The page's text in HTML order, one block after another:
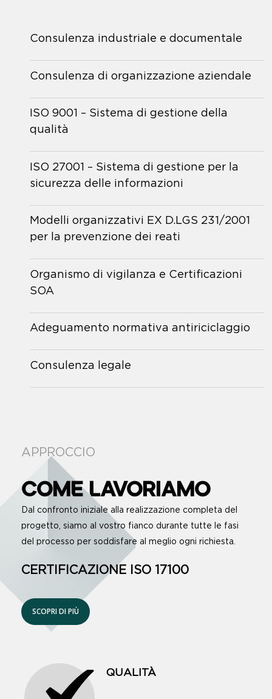
Consulenza industriale e documentale
Consulenza di organizzazione aziendale
ISO 9001 – Sistema di gestione della
qualità
ISO 27001 – Sistema di gestione per la
sicurezza delle informazioni
Modelli organizzativi EX D.LGS 231/2001
per la prevenzione dei reati
Organismo di vigilanza e Certificazioni
SOA
Adeguamento normativa antiriciclaggio
Consulenza legale
APPROCCIO
COME LAVORIAMO
Dal confronto iniziale alla realizzazione completa del
progetto, siamo al vostro fianco durante tutte le fasi
del processo per soddisfare al meglio ogni richiesta.
CERTIFICAZIONE ISO 17100
SCOPRI DI PIÙ
QUALITÀ